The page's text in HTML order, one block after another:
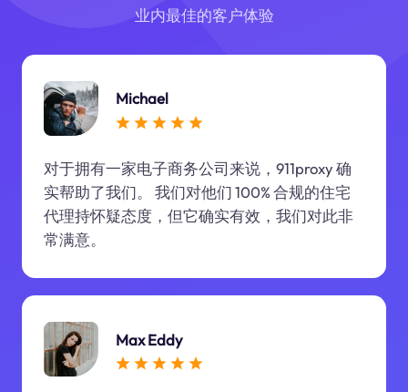
业内最佳的客户体验
Michael
对于拥有一家电子商务公司来说，911proxy 确
实帮助了我们。 我们对他们 100% 合规的住宅
代理持怀疑态度，但它确实有效，我们对此非
常满意。
Max Eddy